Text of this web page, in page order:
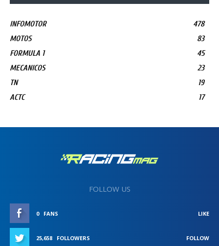
INFOMOTOR
478
MOTOS
83
FORMULA 1
45
MECANICOS
23
TN
19
ACTC
17
FOLLOW US
0 FANS LIKE
25,658 FOLLOWERS FOLLOW